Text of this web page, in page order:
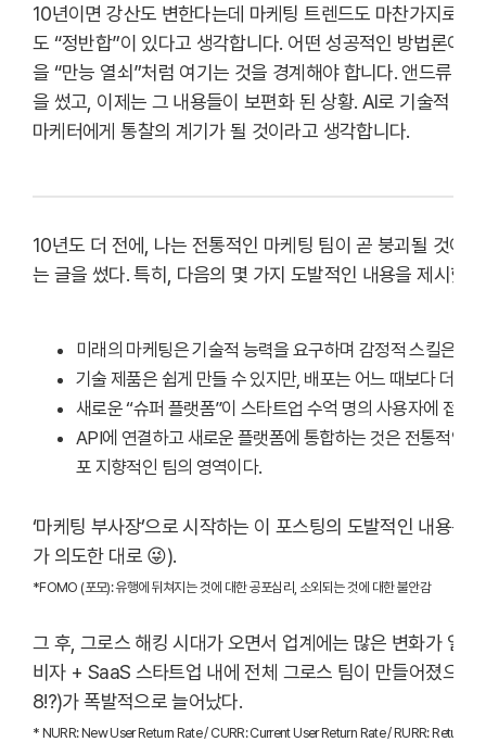
10년이면 강산도 변한다는데 마케팅 트렌드도 마찬가지로
도 “정반합”이 있다고 생각합니다. 어떤 성공적인 방법론이
을 “만능 열쇠”처럼 여기는 것을 경계해야 합니다. 앤드류
을 썼고, 이제는 그 내용들이 보편화 된 상황. AI로 기술적 특
마케터에게 통찰의 계기가 될 것이라고 생각합니다.
10년도 더 전에, 나는 전통적인 마케팅 팀이 곧 붕괴될 것이
는 글을 썼다. 특히, 다음의 몇 가지 도발적인 내용을 제시했다.
미래의 마케팅은 기술적 능력을 요구하며 감정적 스킬은 덜
기술 제품은 쉽게 만들 수 있지만, 배포는 어느 때보다 더 어
새로운 “슈퍼 플랫폼”이 스타트업 수억 명의 사용자에 접근
API에 연결하고 새로운 플랫폼에 통합하는 것은 전통적인
포 지향적인 팀의 영역이다.
‘마케팅 부사장’으로 시작하는 이 포스팅의 도발적인 내용
가 의도한 대로 😜).
*FOMO (포모): 유행에 뒤쳐지는 것에 대한 공포심리, 소외되는 것에 대한 불안감
그 후, 그로스 해킹 시대가 오면서 업계에는 많은 변화가 일
비자 + SaaS 스타트업 내에 전체 그로스 팀이 만들어졌으
8!?)가 폭발적으로 늘어났다.
* NURR: New User Return Rate / CURR: Current User Return Rate / RURR: Return